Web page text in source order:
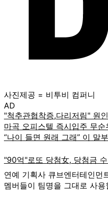
사진제공 = 비투비 컴퍼니
AD
연예 기획사 큐브엔터테인먼
멤버들이 팀명을 그대로 사